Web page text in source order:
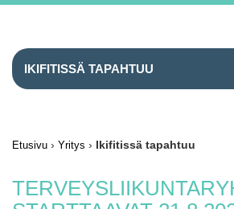
IKIFITISSÄ TAPAHTUU
Etusivu › Yritys › Ikifitissä tapahtuu